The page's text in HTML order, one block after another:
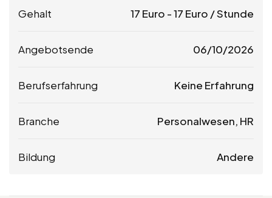
Gehalt 17 Euro -17 Euro / Stunde
Angebotsende 06/10/2026
Berufserfahrung Keine Erfahrung
Branche Personalwesen, HR
Bildung Andere